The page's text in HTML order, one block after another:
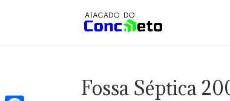
Fossa Séptica